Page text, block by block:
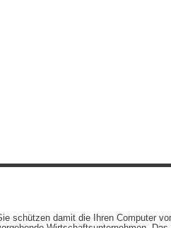
Beiträge (RSS)undKommentare
schützen damit die Ihren Computer